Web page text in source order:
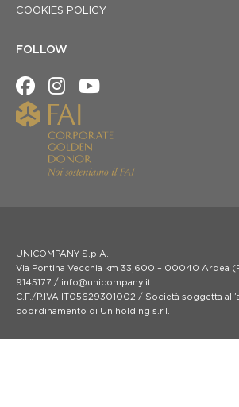
COOKIES POLICY
FOLLOW
UNICOMPANY S.p.A.
Via Pontina Vecchia km 33,600 – 00040 Ardea
9145177 / info@unicompany.it
C.F./P.IVA IT05629301002 / Società soggetta
coordinamento di Uniholding s.r.l.